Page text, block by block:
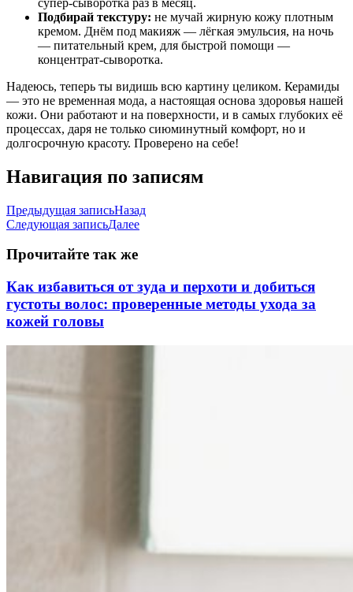
Подбирай текстуру: не мучай жирную кожу плотным
кремом. Днём под макияж — лёгкая эмульсия, на ночь
— питательный крем, для быстрой помощи —
концентрат-сыворотка.
Надеюсь, теперь ты видишь всю картину целиком. Керамиды
— это не временная мода, а настоящая основа здоровья нашей
кожи. Они работают и на поверхности, и в самых глубоких её
процессах, даря не только сиюминутный комфорт, но и
долгосрочную красоту. Проверено на себе!
Навигация по записям
Предыдущая записьНазад
Следующая записьДалее
Прочитайте так же
Как избавиться от зуда и перхоти и добиться
густоты волос: проверенные методы ухода за
кожей головы